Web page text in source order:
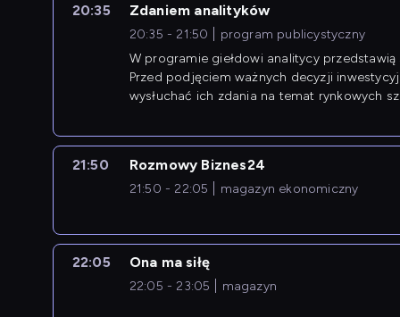
20:35 Zdaniem analityków
20:35 - 21:50
program publicystyczny
W programie giełdowi analitycy
Przed podjęciem ważnych decyzji
wysłuchać ich zdania na temat rynkowych
21:50 Rozmowy Biznes24
21:50 - 22:05 magazyn ekonomiczny
22:05 Ona ma siłę
22:05 - 23:05 magazyn